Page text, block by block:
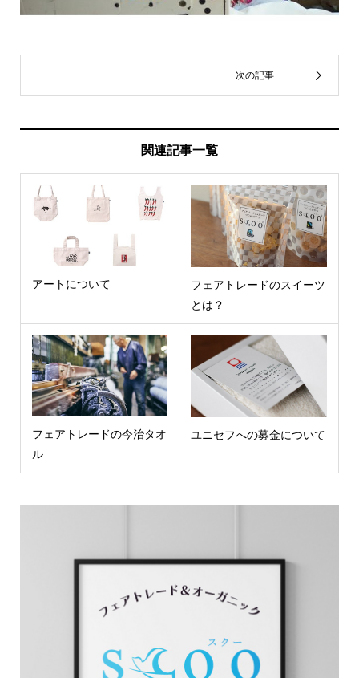
関連記事一覧
アートについて
フェアトレードのスイーツ
とは？
フェアトレードの今治タオ
ル
ユニセフへの募金について